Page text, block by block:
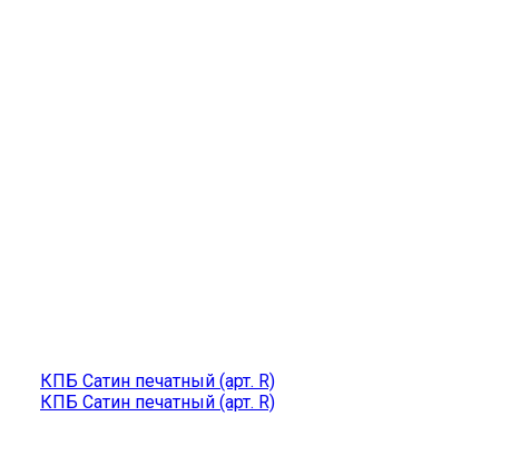
КПБ Сатин печатный (арт. R)
КПБ Сатин печатный (арт. R)